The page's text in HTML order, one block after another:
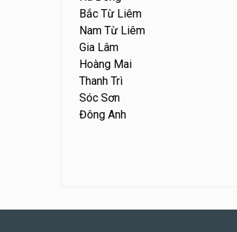
Bắc Từ Liêm
Nam Từ Liêm
Gia Lâm
Hoàng Mai
Thanh Trì
Sóc Sơn
Đông Anh